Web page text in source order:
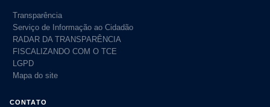
Transparência
Serviço de Informação ao Cidadão
RADAR DA TRANSPARÊNCIA
FISCALIZANDO COM O TCE
LGPD
Mapa do site
CONTATO